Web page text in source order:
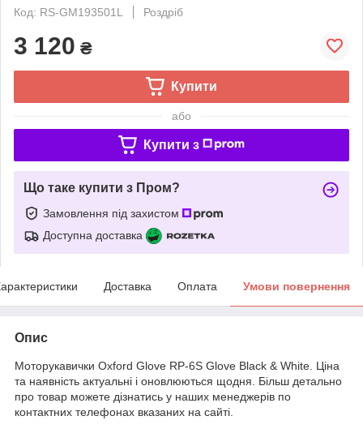
Код: RS-GM193501L
Роздріб
3 120 ₴
Купити
або
Купити з
Що таке купити з Пром?
Замовлення під захистом
Доступна доставка
Доставка Оплата Умови повернення
Опис
Моторукавички Oxford Glove RP-6S Glove Black & White. Ціна
та наявність актуальні і оновлюються щодня. Більш детально
про товар можете дізнатись у наших менеджерів по
контактних телефонах вказаних на сайті.